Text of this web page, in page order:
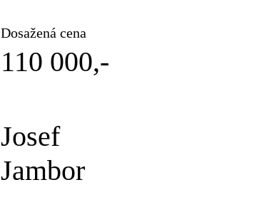
Dosažená cena
110 000,-
Josef
Jambor